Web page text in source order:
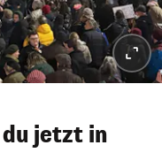
jetzt in